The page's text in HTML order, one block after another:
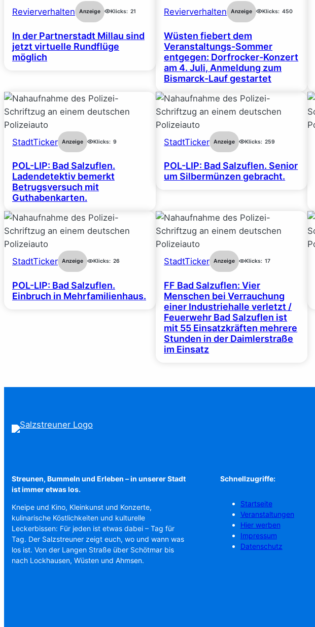
Revierverhalten Anzeige Klicks: 21
In der Partnerstadt Millau sind
jetzt virtuelle Rundflüge
möglich
Revierverhalten Anzeige Klicks: 450
Wüsten fiebert dem
Veranstaltungs-Sommer
entgegen: Dorfrocker-Konzert
am 4. Juli, Anmeldung zum
Bismarck-Lauf gestartet
StadtTicker Anzeige Klicks: 9
POL-LIP: Bad Salzuflen.
Ladendetektiv bemerkt
Betrugsversuch mit
Guthabenkarten.
StadtTicker Anzeige Klicks: 259
POL-LIP: Bad Salzuflen. Senior
um Silbermünzen gebracht.
StadtTicker Anzeige Klicks: 26
POL-LIP: Bad Salzuflen.
Einbruch in Mehrfamilienhaus.
StadtTicker Anzeige Klicks: 17
FF Bad Salzuflen: Vier
Menschen bei Verrauchung
einer Industriehalle verletzt /
Feuerwehr Bad Salzuflen ist
mit 55 Einsatzkräften mehrere
Stunden in der Daimlerstraße
im Einsatz
Streunen, Bummeln und Erleben – in unserer Stadt
ist immer etwas los.
Kneipe und Kino, Kleinkunst und Konzerte,
kulinarische Köstlichkeiten und kulturelle
Leckerbissen: Für jeden ist etwas dabei – Tag für
Tag. Der Salzstreuner zeigt euch, wo und wann was
los ist. Von der Langen Straße über Schötmar bis
nach Lockhausen, Wüsten und Ahmsen.
Schnellzugriffe:
Startseite
Veranstaltungen
Hier werben
Impressum
Datenschutz